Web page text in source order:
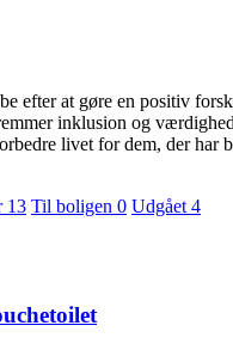
efter at gøre en positiv
inklusion og
livet for dem, der har
13 Til boligen 0 Udgået 4